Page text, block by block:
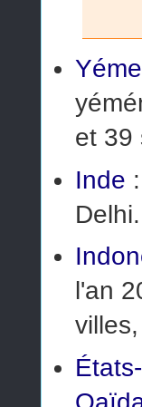
et 39
Inde
Delhi.
l'an